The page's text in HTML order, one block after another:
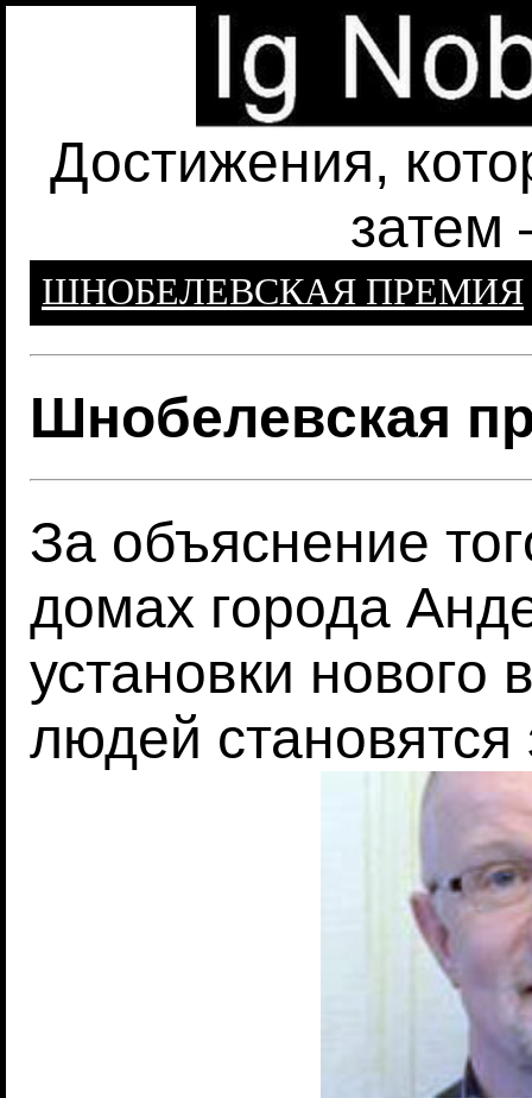
Достижения,
затем
ШНОБЕЛЕВСКАЯ ПРЕМИЯ
Шнобелевская
За объяснение
домах города
установки нового
людей